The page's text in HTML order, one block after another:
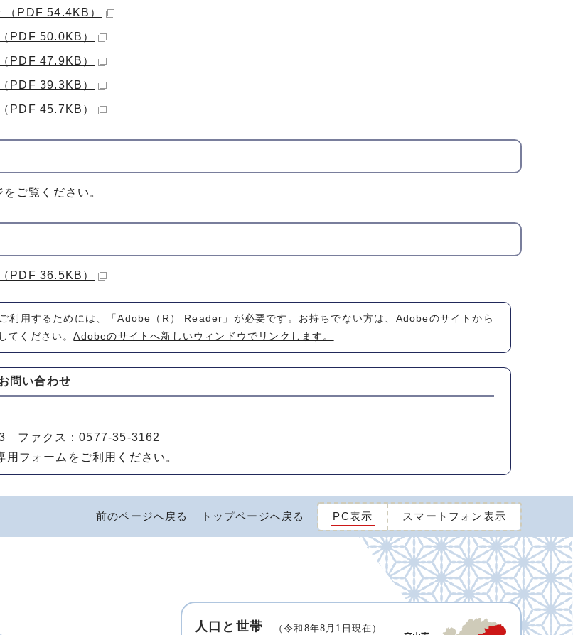
PDF 54.4KB）
PDF 50.0KB）
PDF 47.9KB）
PDF 39.3KB）
PDF 45.7KB）
ご覧ください。
PDF 36.5KB）
利用するためには、「Adobe（R） Reader」が必要です。お持ちでない方は、Adobeのサイトから
てください。Adobeのサイトへ新しいウィンドウでリンクします。
問い合わせ
ファクス：0577-35-3162
用フォームをご利用ください。
前のページへ戻る トップページへ戻る PC表示 スマートフォン表示
人口と世帯 （令和8年8月1日現在）